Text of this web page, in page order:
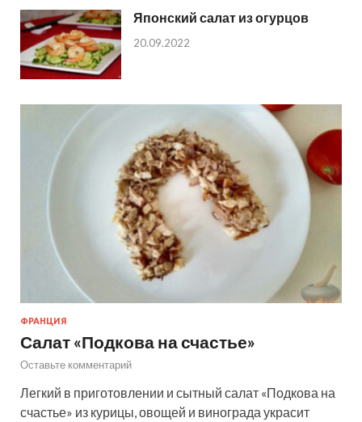
Японский салат из огурцов
20.09.2022
ФРАНЦИЯ
Салат «Подкова на счастье»
Оставьте комментарий
Легкий в приготовлении и сытный салат «Подкова на
счастье» из курицы, овощей и винограда украсит